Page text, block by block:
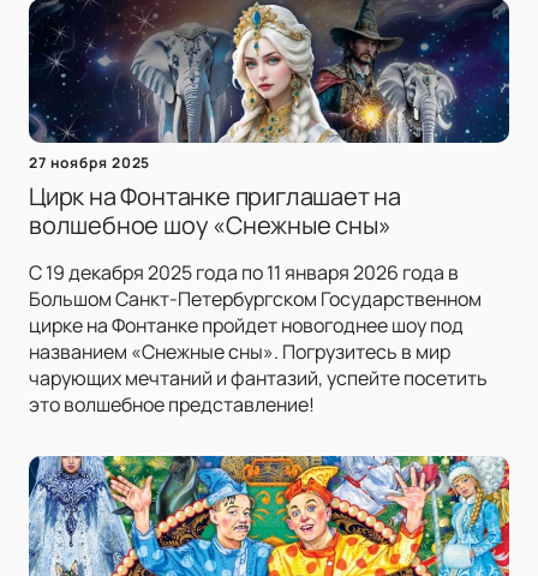
27 ноября 2025
Цирк на Фонтанке приглашает на
волшебное шоу «Снежные сны»
С 19 декабря 2025 года по 11 января 2026 года в
Большом Санкт-Петербургском Государственном
цирке на Фонтанке пройдет новогоднее шоу под
названием «Снежные сны». Погрузитесь в мир
чарующих мечтаний и фантазий, успейте посетить
это волшебное представление!